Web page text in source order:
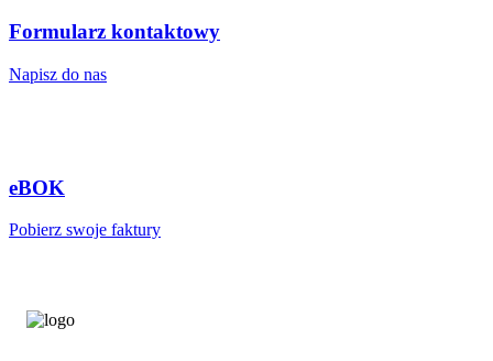
Formularz kontaktowy
Napisz do nas
eBOK
Pobierz swoje faktury